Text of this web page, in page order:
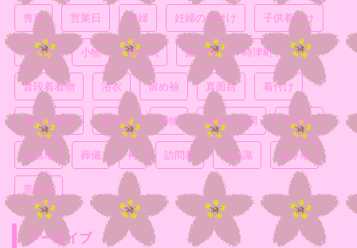
喪服 営業日 妊婦 妊婦の着付け 子供着付け
小ネタ 小物 成人式 振り袖 時津町
普段着着物 浴衣 留め袖 真面目 着付け
着付け教室 着崩れ 着物 素朴な疑問 結婚式
色無地 葬儀 袴 訪問着 豆知識 飾り帯
黒留袖
アーカイブ